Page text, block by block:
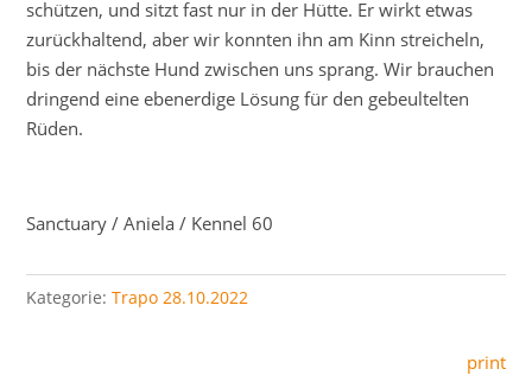
schützen, und sitzt fast nur in der Hütte. Er wirkt etwas
zurückhaltend, aber wir konnten ihn am Kinn streicheln,
bis der nächste Hund zwischen uns sprang. Wir brauchen
dringend eine ebenerdige Lösung für den gebeultelten
Rüden.
Sanctuary / Aniela / Kennel 60
Kategorie:Trapo 28.10.2022
print